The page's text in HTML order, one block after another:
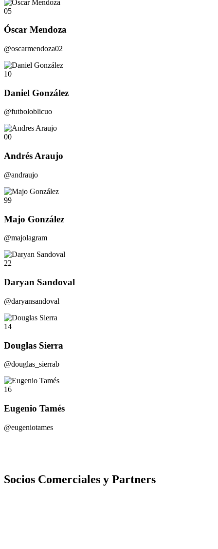
05
Óscar Mendoza
@oscarmendoza02
10
Daniel González
@futboloblicuo
00
Andrés Araujo
@andraujo
99
Majo González
@majolagram
22
Daryan Sandoval
@daryansandoval
14
Douglas Sierra
@douglas_sierrab
16
Eugenio Tamés
@eugeniotames
Socios Comerciales y Partners